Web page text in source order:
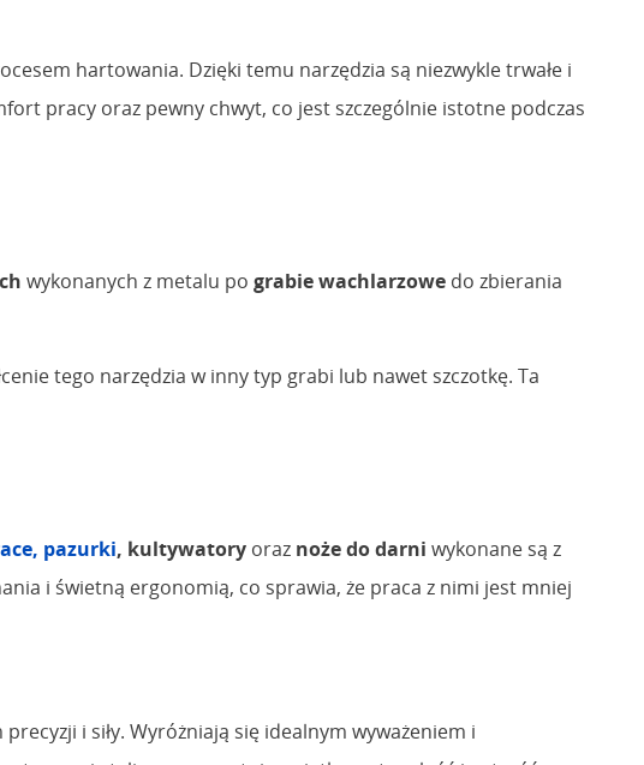
hartowania. Dzięki temu narzędzia są niezwykle trwałe i
pracy oraz pewny chwyt, co jest szczególnie istotne podczas
wykonanych z metalu po grabie wachlarzowe do zbierania
tego narzędzia w inny typ grabi lub nawet szczotkę. Ta
pazurki, kultywatory oraz noże do darni wykonane są z
i świetną ergonomią, co sprawia, że praca z nimi jest mniej
i siły. Wyróżniają się idealnym wyważeniem i